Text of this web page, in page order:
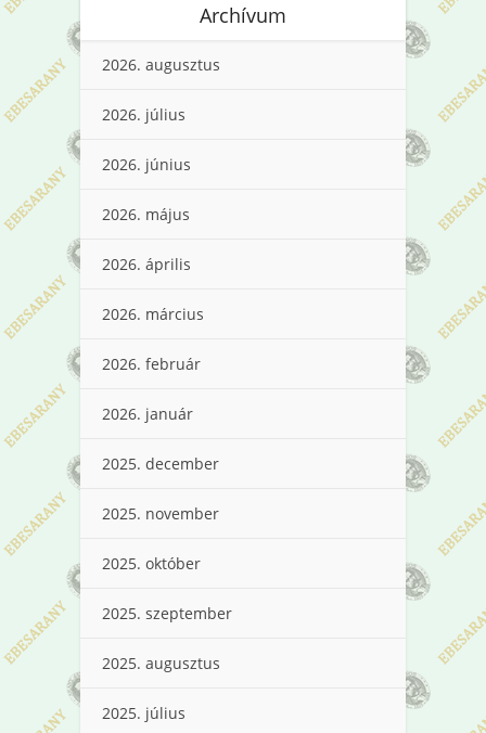
Archívum
2026. augusztus
2026. július
2026. június
2026. május
2026. április
2026. március
2026. február
2026. január
2025. december
2025. november
2025. október
2025. szeptember
2025. augusztus
2025. július